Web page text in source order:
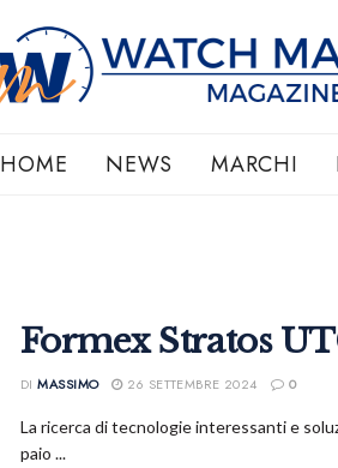
HOME NEWS MARCHI
Formex Stratos
DI MASSIMO 26 SETTEMBRE 2024 0
La ricerca di tecnologie interessanti e
paio ...